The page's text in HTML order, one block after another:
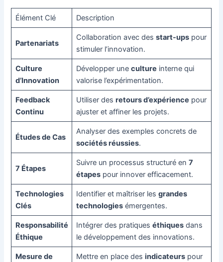
Élément Clé Description
Partenariats
Collaboration avec des start-upspour
stimuler l’innovation.
Culture
d’Innovation
Développer une culture interne qui
valorise l’expérimentation.
Feedback
Continu
Utiliser des retours d’expérience pour
ajuster et affiner les projets.
Études de Cas
Analyser des exemples concrets de
sociétés réussies.
7 Étapes
Suivre un processus structuré en 7
étapespour innover efficacement.
Technologies
Clés
Identifier et maîtriser les grandes
technologiesémergentes.
Responsabilité
Éthique
Intégrer des pratiques éthiquesdans
le développement des innovations.
Mesure de Mettre en place des indicateurspour